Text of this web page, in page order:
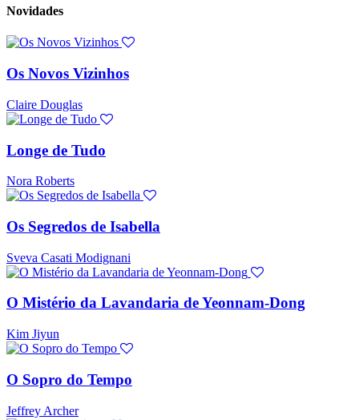
Novidades
Os Novos Vizinhos
Claire Douglas
Longe de Tudo
Nora Roberts
Os Segredos de Isabella
Sveva Casati Modignani
O Mistério da Lavandaria de Yeonnam-Dong
Kim Jiyun
O Sopro do Tempo
Jeffrey Archer